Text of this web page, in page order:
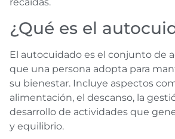
recaídas.
¿Qué es el
El autocuidado es el conjunto de
que una persona adopta para
su bienestar. Incluye aspectos
alimentación, el descanso, la
desarrollo de actividades que
y equilibrio.